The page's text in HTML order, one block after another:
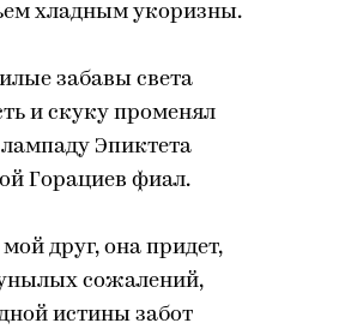
хладным укоризны.
забавы света
и скуку променял
Эпиктета
Горациев фиал.
друг, она придет,
сожалений,
истины забот